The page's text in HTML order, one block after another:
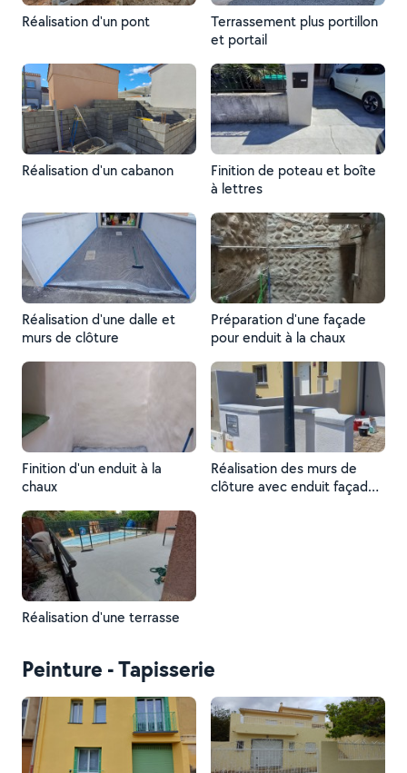
Réalisation d'un pont
Terrassement plus portillon
et portail
Réalisation d'un cabanon
Finition de poteau et boîte
à lettres
Réalisation d'une dalle et
murs de clôture
Préparation d'une façade
pour enduit à la chaux
Finition d'un enduit à la
chaux
Réalisation des murs de
clôture avec enduit façade
Réalisation d'une terrasse
Peinture - Tapisserie